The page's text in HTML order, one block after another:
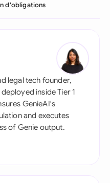
d'obligations
legal tech founder,
inside Tier 1
GenieAI's
and executes
of Genie output.